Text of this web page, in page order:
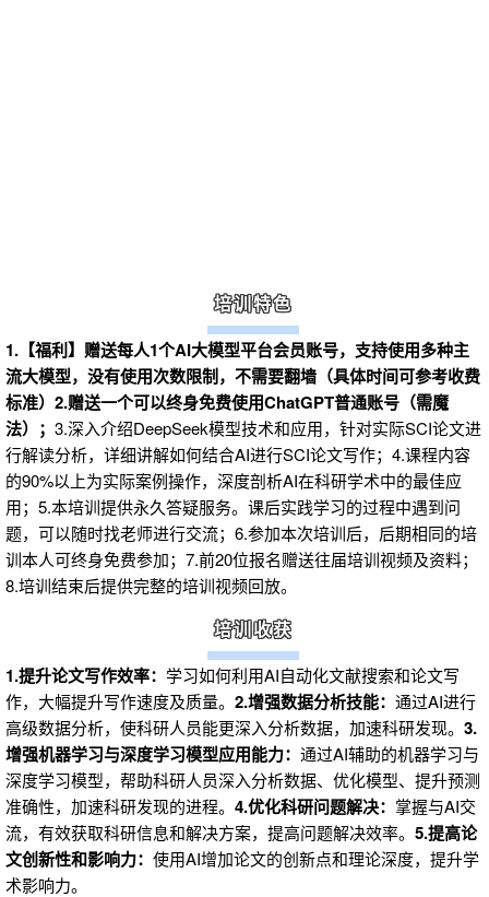
培训特色
1.【福利】赠送每人1个AI大模型平台会员账号，支持使用多种主
流大模型，没有使用次数限制，不需要翻墙（具体时间可参考收费
标准）2.赠送一个可以终身免费使用ChatGPT普通账号（需魔
法）； 3.深入介绍DeepSeek模型技术和应用，针对实际SCI论文进
行解读分析，详细讲解如何结合AI进行SCI论文写作；4.课程内容
的90%以上为实际案例操作，深度剖析AI在科研学术中的最佳应
用；5.本培训提供永久答疑服务。课后实践学习的过程中遇到问
题，可以随时找老师进行交流；6.参加本次培训后，后期相同的培
训本人可终身免费参加；7.前20位报名赠送往届培训视频及资料；
8.培训结束后提供完整的培训视频回放。
培训收获
1.提升论文写作效率： 学习如何利用AI自动化文献搜索和论文写
作，大幅提升写作速度及质量。 2.增强数据分析技能： 通过AI进行
高级数据分析，使科研人员能更深入分析数据，加速科研发现。 3.
增强机器学习与深度学习模型应用能力： 通过AI辅助的机器学习与
深度学习模型，帮助科研人员深入分析数据、优化模型、提升预测
准确性，加速科研发现的进程。 4.优化科研问题解决： 掌握与AI交
流，有效获取科研信息和解决方案，提高问题解决效率。 5.提高论
文创新性和影响力： 使用AI增加论文的创新点和理论深度，提升学
术影响力。